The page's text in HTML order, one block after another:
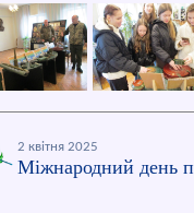
2 квітня 2025
Міжнародний день